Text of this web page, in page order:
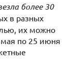
более 30
в разных
их можно
мая по 25 июня